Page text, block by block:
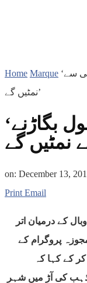
Home Marque ‘علی گڑھ میں ماحول بگاڑنے والوں سے سختی سے
نمٹیں گے’
‘علی گڑھ میں ماحول بگاڑنے
on: December 13,
Print Email
کے درمیان اتر
25 دسمبر کو مجوزہ پروگرام کے
کر کے کہا کہ
کی آڑ میں شہر